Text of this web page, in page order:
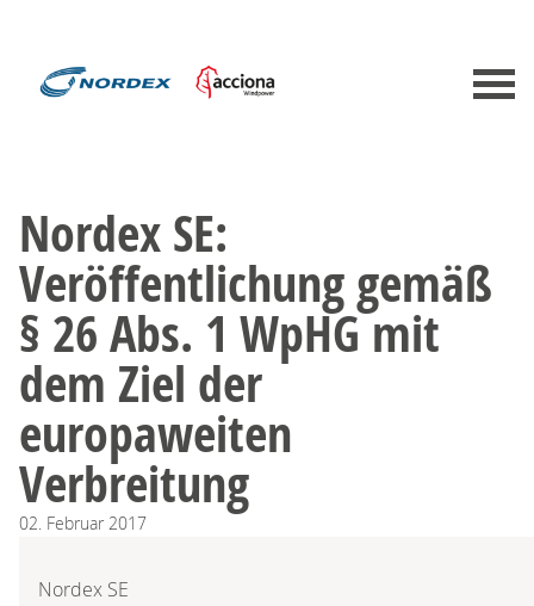
Nordex SE:
Veröffentlichung gemäß
§ 26 Abs. 1 WpHG mit
dem Ziel der
europaweiten
Verbreitung
02. Februar 2017
Nordex SE